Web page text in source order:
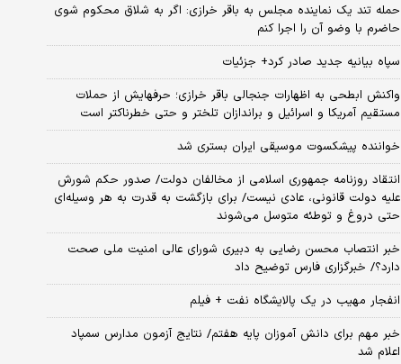
حمله تند یک نماینده مجلس به باقر خرازی: اگر به شلاق محکوم شوی
حاضرم با وضو آن را اجرا کنم
سپاه بیانیه جدید صادر کرد+ جزئیات
واکنش ابطحی به اظهارات جنجالی باقر خرازی؛ حرفهایش از حملات
مستقیم آمریکا و اسرائیل و براندازان تلختر و حتی خطرناکتر است
خواننده پیشکسوت موسیقی ایران بستری شد
انتقاد روزنامه جمهوری اسلامی از مخالفان دولت/ صدور حکم شورش
علیه دولت قانونی، عادی نیست/ برای بازگشت به قدرت به هر وسیله‌ای
حتی دروغ و توطئه متوسل می‌شوند
خبر انتصاب محسن رضایی به دبیری شورای عالی امنیت ملی صحت
دارد؟/ خبرگزاری فارس توضیح داد
انفجار مهیب در یک پالایشگاه نفت + فیلم
خبر مهم برای دانش آموزان پایه هفتم/ نتایج آزمون مدارس سمپاد
اعلام شد